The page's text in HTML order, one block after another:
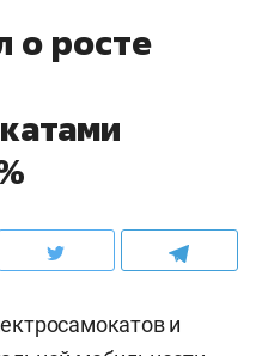
о росте
и